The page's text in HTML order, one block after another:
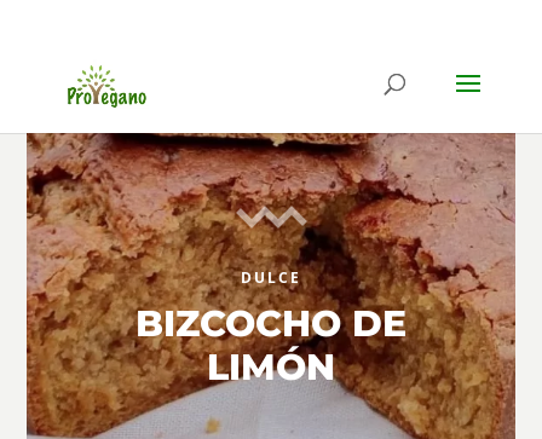
DULCE
BIZCOCHO DE
LIMÓN